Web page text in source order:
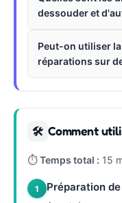
dessouder et
Peut-on utiliser
réparations sur
🛠 Comment
⏱Temps total : 15
1 Préparation